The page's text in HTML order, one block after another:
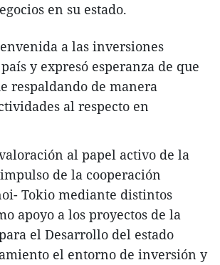
en su estado.
a las inversiones
y expresó esperanza de que
respaldando de manera
al respecto en
al papel activo de la
de la cooperación
Tokio mediante distintos
apoyo a los proyectos de la
el Desarrollo del estado
el entorno de inversión y